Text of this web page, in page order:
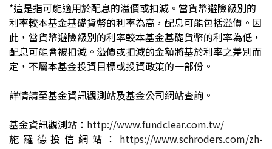
*這是指可能適用於配息的溢價或扣減。當貨幣避險級別的
利率較本基金基礎貨幣的利率為高，配息可能包括溢價。因
此，當貨幣避險級別的利率較本基金基礎貨幣的利率為低，
配息可能會被扣減。溢價或扣減的金額將基於利率之差別而
定，不屬本基金投資目標或投資政策的一部份。
詳情請至基金資訊觀測站及基金公司網站查詢。
基金資訊觀測站： http://www.fundclear.com.tw/
施羅德投信網站： https://www.schroders.com/zh-